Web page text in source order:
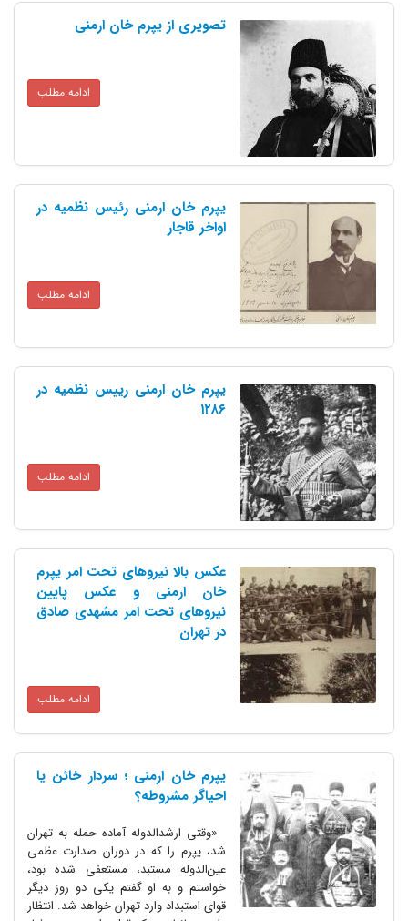
تصویری از یپرم خان ارمنی
یپرم خان ارمنی رئیس نظمیه در
اواخر قاجار
یپرم خان ارمنی رییس نظمیه در
۱۲۸۶
عکس بالا نیروهای تحت امر یپرم
خان ارمنی و عکس پایین
نیروهای تحت امر مشهدی صادق
در تهران
یپرم خان ارمنی ؛ سردار خائن یا
احیاگر مشروطه؟
«وقتی ارشدالدوله آماده حمله به تهران
شد، یپرم را که در دوران صدارت عظمی
عین‌الدوله مستبد، مستعفی شده بود،
خواستم و به او گفتم یکی دو روز دیگر
قوای استبداد وارد تهران خواهد شد. انتظار